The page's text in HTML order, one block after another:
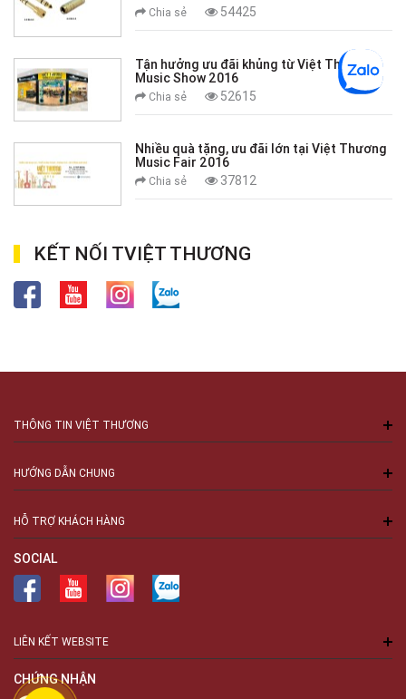
Chia sẻ 54425
Tận hưởng ưu đãi khủng từ Việt Thương
Music Show 2016
Chia sẻ 52615
Nhiều quà tặng, ưu đãi lớn tại Việt Thương
Music Fair 2016
Chia sẻ 37812
KẾT NỐI TVIỆT THƯƠNG
THÔNG TIN VIỆT THƯƠNG
HƯỚNG DẪN CHUNG
HỖ TRỢ KHÁCH HÀNG
SOCIAL
LIÊN KẾT WEBSITE
CHỨNG NHẬN